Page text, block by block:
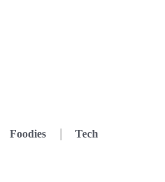
Foodies Tech